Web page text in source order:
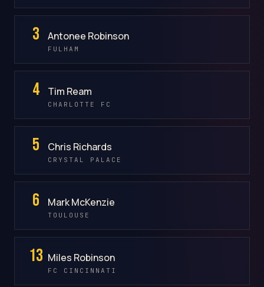
3 Antonee Robinson
FULHAM
4 Tim Ream
CHARLOTTE FC
5 Chris Richards
CRYSTAL PALACE
6 Mark McKenzie
TOULOUSE
13 Miles Robinson
FC CINCINNATI